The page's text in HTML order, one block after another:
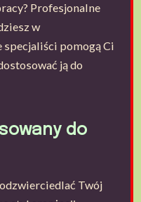
Profesjonalne
w
specjaliści pomogą Ci
ją do
do
Twój